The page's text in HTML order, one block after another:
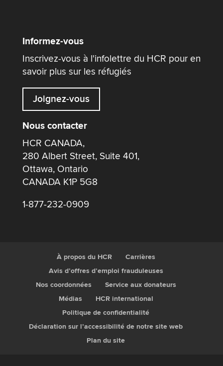
Informez-vous
Inscrivez-vous à l'infolettre du HCR pour en
savoir plus sur les réfugiés
Joignez-vous
Nous contacter
HCR CANADA,
280 Albert Street, Suite 401,
Ottawa, Ontario
CANADA K1P 5G8
1-877-232-0909
À propos du HCR
Carrières
Avis d’offres d’emploi frauduleuses
Nos coordonnées
Service aux donateurs
Médias
HCR international
Politique de confidentialité
Déclaration sur l’accessibilité de notre site web
Plan du site